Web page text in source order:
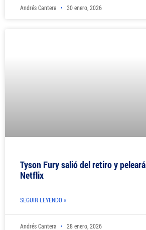
Andrés Cantera 30 enero, 2026
Tyson Fury salió del retiro y
Netflix
SEGUIR LEYENDO »
Andrés Cantera 28 enero, 2026